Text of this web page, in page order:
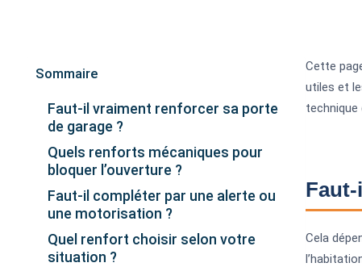
Sommaire
Faut-il vraiment renforcer sa porte
de garage ?
Quels renforts mécaniques pour
bloquer l’ouverture ?
Faut-il compléter par une alerte ou
une motorisation ?
Quel renfort choisir selon votre
situation ?
Cette
utiles et
technique
Cela